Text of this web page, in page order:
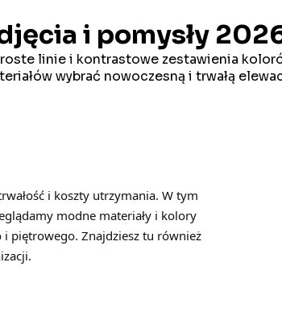
i pomysły
linie i kontrastowe zestawienia
wybrać nowoczesną i trwałą
i koszty utrzymania. W tym
modne materiały i kolory
piętrowego. Znajdziesz tu również